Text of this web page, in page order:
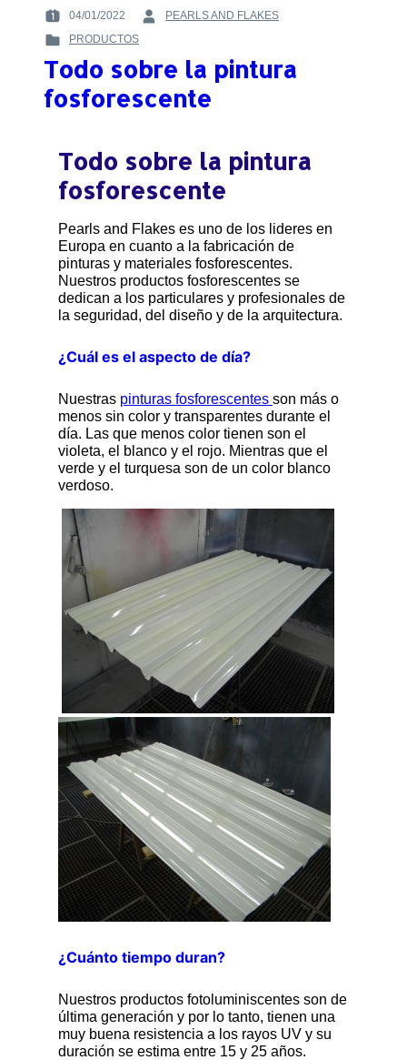
POSTED
ON
04/01/2022
BY
PEARLS AND FLAKES
POSTED
IN
PRODUCTOS
Todo sobre la pintura
fosforescente
Todo sobre la pintura
fosforescente
Pearls and Flakes es uno de los lideres en
Europa en cuanto a la fabricación de
pinturas y materiales fosforescentes.
Nuestros productos fosforescentes se
dedican a los particulares y profesionales de
la seguridad, del diseño y de la arquitectura.
¿Cuál es el aspecto de día?
Nuestras pinturas fosforescentes son más o
menos sin color y transparentes durante el
día. Las que menos color tienen son el
violeta, el blanco y el rojo. Mientras que el
verde y el turquesa son de un color blanco
verdoso.
¿Cuánto tiempo duran?
Nuestros productos fotoluminiscentes son de
última generación y por lo tanto, tienen una
muy buena resistencia a los rayos UV y su
duración se estima entre 15 y 25 años.